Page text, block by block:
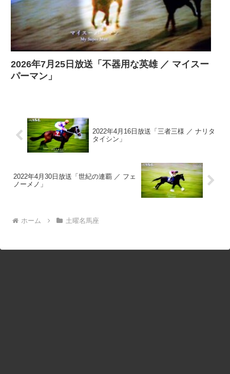
2026年7月25日放送「不器用な英雄 ／ マイスー
パーマン」
2022年4月16日放送「三者三様 ／ ナリタ
タイシン」
2022年4月30日放送「世紀の連覇 ／ フェ
ノーメノ」
ホーム 土曜名馬座